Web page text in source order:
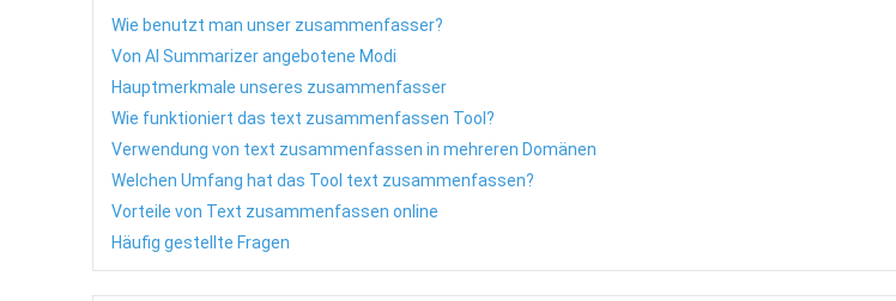
Wie benutzt man unser zusammenfasser?
Von AI Summarizer angebotene Modi
Hauptmerkmale unseres zusammenfasser
Wie funktioniert das text zusammenfassen Tool?
Verwendung von text zusammenfassen in mehreren Domänen
Welchen Umfang hat das Tool text zusammenfassen?
Vorteile von Text zusammenfassen online
Häufig gestellte Fragen